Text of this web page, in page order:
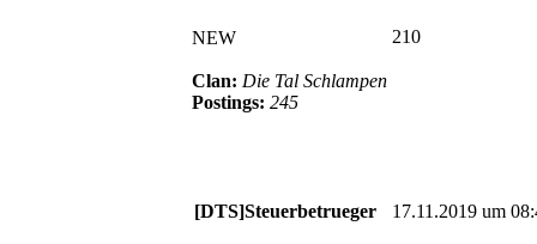
NEW
Clan: Die Tal Schlampen
Postings: 245
210
[DTS]Steuerbetrueger 17.11.2019 um